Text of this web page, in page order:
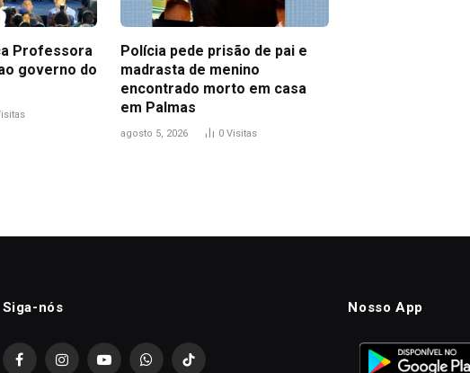
Professora
governo do
Polícia pede prisão de pai e
madrasta de menino
encontrado morto em casa
em Palmas
agosto 5, 2026 0 Visitas
Siga-nós
FacebookInstagramYouTubeWhatsAppTikTok
Nosso App